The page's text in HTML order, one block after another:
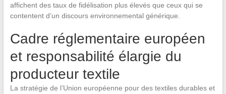
affichent des taux de fidélisation plus élevés que ceux qui se
contentent d’un discours environnemental générique.
Cadre réglementaire européen
et responsabilité élargie du
producteur textile
La stratégie de l’Union européenne pour des textiles durables et